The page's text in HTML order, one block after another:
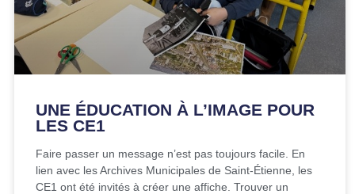
UNE ÉDUCATION À L’IMAGE POUR
LES CE1
Faire passer un message n’est pas toujours facile. En
lien avec les Archives Municipales de Saint-Étienne, les
CE1 ont été invités à créer une affiche. Trouver un